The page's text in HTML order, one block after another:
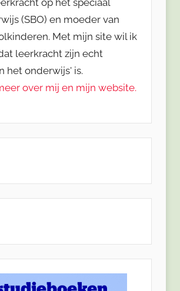
(SBO) en moeder van
Met mijn site wil ik
leerkracht zijn echt
het onderwijs' is.
over mij en mijn website.